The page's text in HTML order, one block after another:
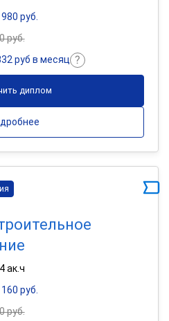
руб.
руб.
руб в месяц
диплом
ак.ч
руб.
руб.